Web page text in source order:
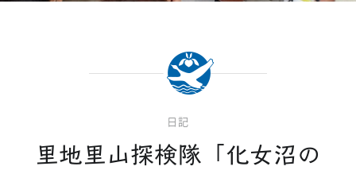
日記
里地里山探検隊「化女沼の